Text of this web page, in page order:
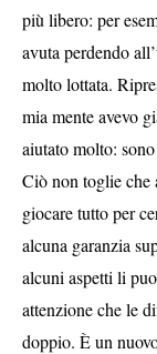
più libero: per
avuta perdendo
molto lottata.
mia mente avevo
aiutato molto:
Ciò non toglie che
giocare tutto per
alcuna garanzia
alcuni aspetti li
attenzione che le
doppio. È un